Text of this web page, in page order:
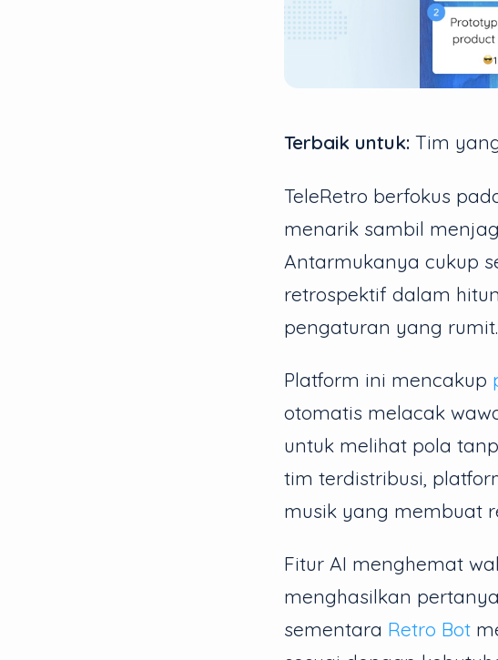
Terbaik untuk: Tim
TeleRetro berfokus
menarik sambil
Antarmukanya cukup
retrospektif dalam
pengaturan yang rumit.
Platform ini mencakup
otomatis melacak
untuk melihat pola
tim terdistribusi,
musik yang membuat
Fitur AI menghemat
menghasilkan
sementara Retro Bot